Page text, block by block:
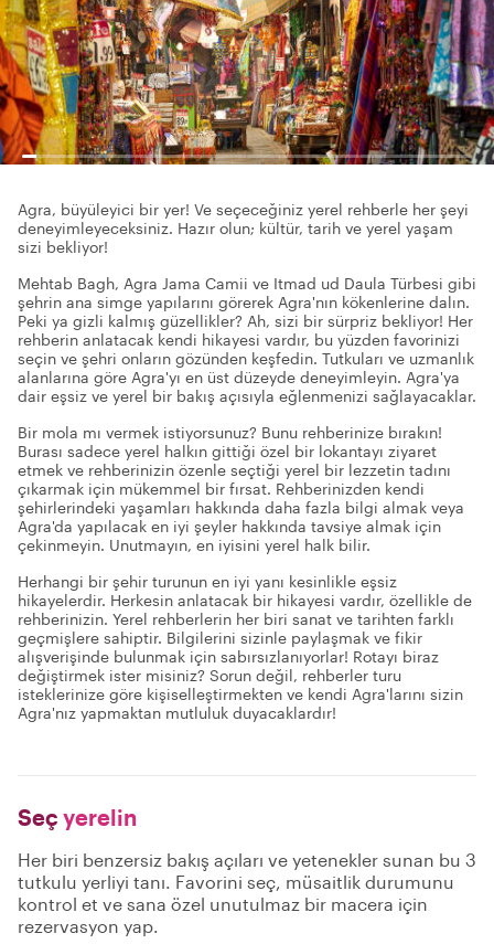
Agra, büyüleyici bir yer! Ve seçeceğiniz yerel rehberle her şeyi
deneyimleyeceksiniz. Hazır olun; kültür, tarih ve yerel yaşam
sizi bekliyor!
Mehtab Bagh, Agra Jama Camii ve Itmad ud Daula Türbesi gibi
şehrin ana simge yapılarını görerek Agra'nın kökenlerine dalın.
Peki ya gizli kalmış güzellikler? Ah, sizi bir sürpriz bekliyor! Her
rehberin anlatacak kendi hikayesi vardır, bu yüzden favorinizi
seçin ve şehri onların gözünden keşfedin. Tutkuları ve uzmanlık
alanlarına göre Agra'yı en üst düzeyde deneyimleyin. Agra'ya
dair eşsiz ve yerel bir bakış açısıyla eğlenmenizi sağlayacaklar.
Bir mola mı vermek istiyorsunuz? Bunu rehberinize bırakın!
Burası sadece yerel halkın gittiği özel bir lokantayı ziyaret
etmek ve rehberinizin özenle seçtiği yerel bir lezzetin tadını
çıkarmak için mükemmel bir fırsat. Rehberinizden kendi
şehirlerindeki yaşamları hakkında daha fazla bilgi almak veya
Agra'da yapılacak en iyi şeyler hakkında tavsiye almak için
çekinmeyin. Unutmayın, en iyisini yerel halk bilir.
Herhangi bir şehir turunun en iyi yanı kesinlikle eşsiz
hikayelerdir. Herkesin anlatacak bir hikayesi vardır, özellikle de
rehberinizin. Yerel rehberlerin her biri sanat ve tarihten farklı
geçmişlere sahiptir. Bilgilerini sizinle paylaşmak ve fikir
alışverişinde bulunmak için sabırsızlanıyorlar! Rotayı biraz
değiştirmek ister misiniz? Sorun değil, rehberler turu
isteklerinize göre kişiselleştirmekten ve kendi Agra'larını sizin
Agra'nız yapmaktan mutluluk duyacaklardır!
Seç yerelin
Her biri benzersiz bakış açıları ve yetenekler sunan bu 3
tutkulu yerliyi tanı. Favorini seç, müsaitlik durumunu
kontrol et ve sana özel unutulmaz bir macera için
rezervasyon yap.